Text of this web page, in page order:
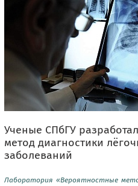
Ученые СПбГУ
метод диагностики
заболеваний
Лаборатория «Вероятностные